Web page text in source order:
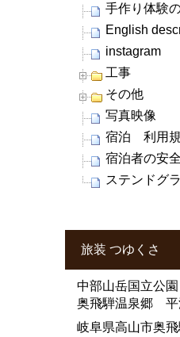
手作り体験
English
instagram
工事
その他
写真映像
宿泊 利用
宿泊者の安
ステンドグ
旅装 つゆくさ
中部山岳国立公園
奥飛騨温泉郷 平
岐阜県高山市奥